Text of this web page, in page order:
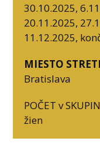
30.10.2025,
20.11.2025,
11.12.2025,
MIESTO
Bratislava
POČET v
žien